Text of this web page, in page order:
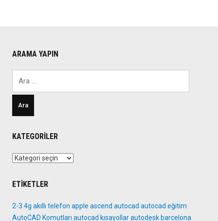
ARAMA YAPIN
KATEGORILER
Kategoriler
ETIKETLER
2-3 4g akıllı telefon apple ascend autocad autocad eğitim
AutoCAD Komutları autocad kısayollarautodesk barcelona